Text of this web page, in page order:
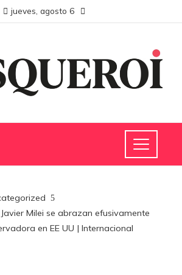
jueves, agosto 6
Milei se abrazan efusivamente
en EE UU | Internacional